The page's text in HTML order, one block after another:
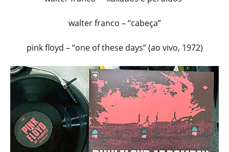
walter franco – “cabeça”
pink floyd – “one of these days” (ao vivo, 1972)